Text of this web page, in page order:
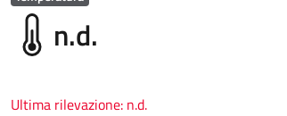
n.d.
Ultima rilevazione: n.d.